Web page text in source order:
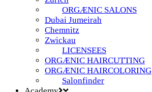
ORGÆNIC SALONS
Dubai Jumeirah
Chemnitz
Zwickau
LICENSEES
ORGÆNIC HAIRCUTTING
ORGÆNIC HAIRCOLORING
Salonfinder